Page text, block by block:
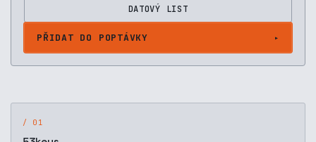
DATOVÝ LIST
PŘIDAT DO POPTÁVKY
/ 01